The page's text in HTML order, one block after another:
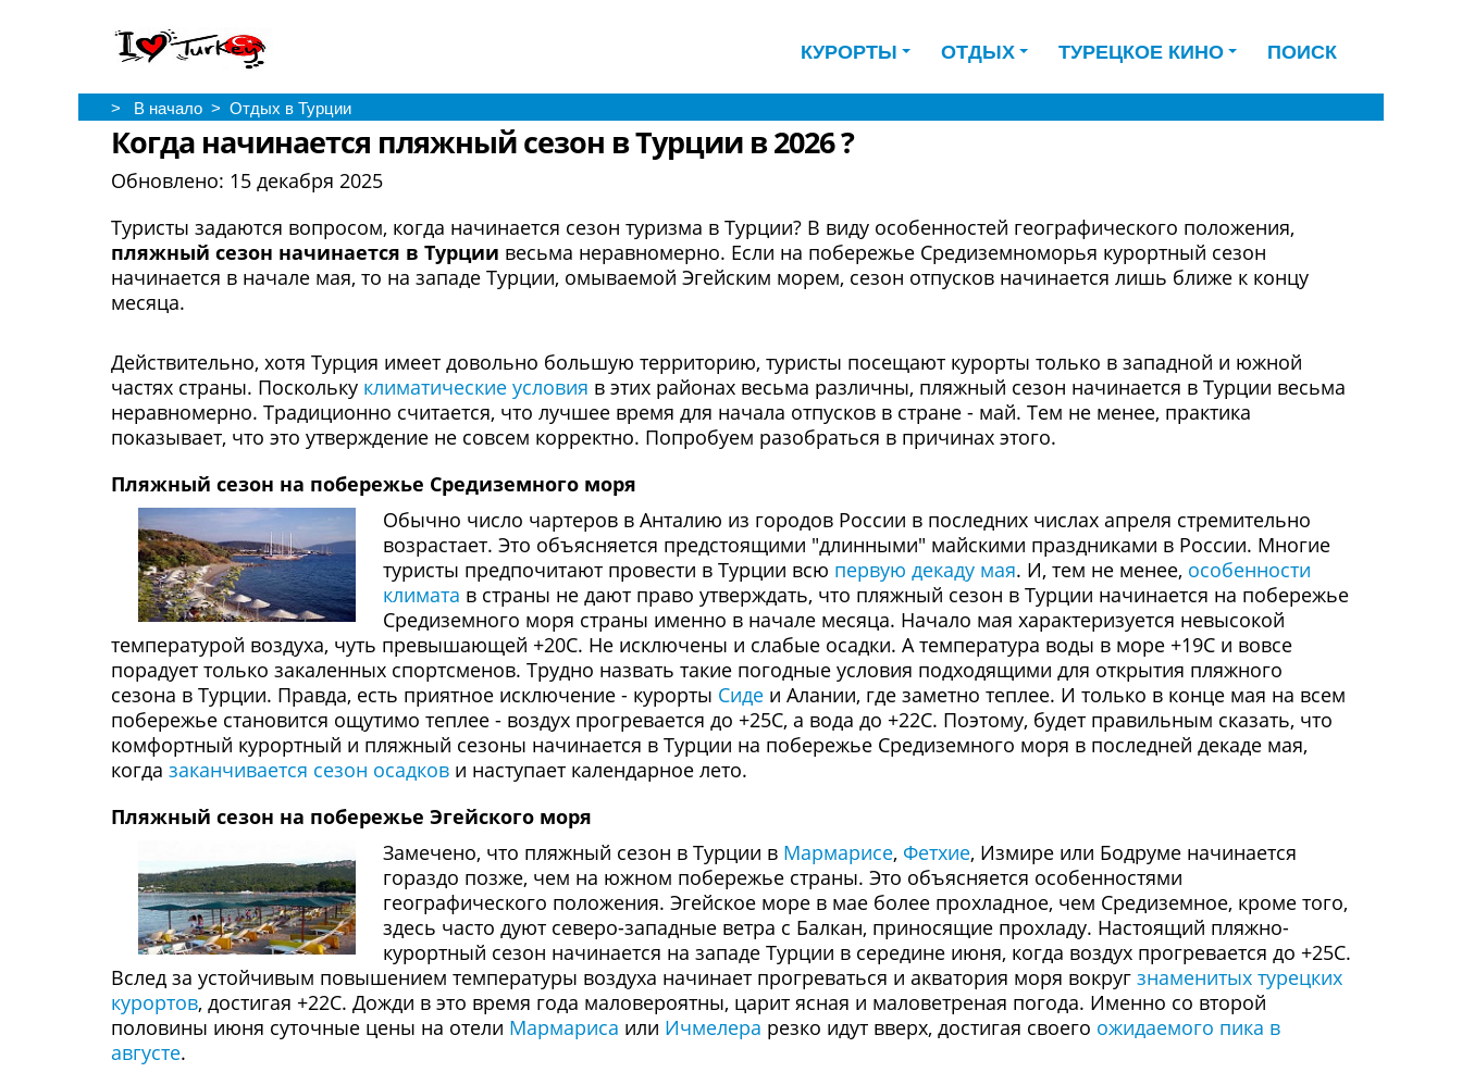
КУРОРТЫ ОТДЫХ ТУРЕЦКОЕ КИНО ПОИСК
> В начало > Отдых в Турции
Когда начинается пляжный сезон в Турции в 2026 ?
Обновлено: 15 декабря 2025
Туристы задаются вопросом, когда начинается сезон туризма в Турции? В виду особенностей географического положения,
пляжный сезон начинается в Турции весьма неравномерно. Если на побережье Средиземноморья курортный сезон
начинается в начале мая, то на западе Турции, омываемой Эгейским морем, сезон отпусков начинается лишь ближе к концу
месяца.
Действительно, хотя Турция имеет довольно большую территорию, туристы посещают курорты только в западной и южной
частях страны. Поскольку климатические условия в этих районах весьма различны, пляжный сезон начинается в Турции весьма
неравномерно. Традиционно считается, что лучшее время для начала отпусков в стране - май. Тем не менее, практика
показывает, что это утверждение не совсем корректно. Попробуем разобраться в причинах этого.
Пляжный сезон на побережье Средиземного моря
Обычно число чартеров в Анталию из городов России в последних числах апреля стремительно
возрастает. Это объясняется предстоящими "длинными" майскими праздниками в России. Многие
туристы предпочитают провести в Турции всю первую декаду мая. И, тем не менее, особенности
климата в страны не дают право утверждать, что пляжный сезон в Турции начинается на побережье
Средиземного моря страны именно в начале месяца. Начало мая характеризуется невысокой
температурой воздуха, чуть превышающей +20С. Не исключены и слабые осадки. А температура воды в море +19С и вовсе
порадует только закаленных спортсменов. Трудно назвать такие погодные условия подходящими для открытия пляжного
сезона в Турции. Правда, есть приятное исключение - курорты Сиде и Алании, где заметно теплее. И только в конце мая на всем
побережье становится ощутимо теплее - воздух прогревается до +25С, а вода до +22С. Поэтому, будет правильным сказать, что
комфортный курортный и пляжный сезоны начинается в Турции на побережье Средиземного моря в последней декаде мая,
когда заканчивается сезон осадков и наступает календарное лето.
Пляжный сезон на побережье Эгейского моря
Замечено, что пляжный сезон в Турции в Мармарисе, Фетхие, Измире или Бодруме начинается
гораздо позже, чем на южном побережье страны. Это объясняется особенностями
географического положения. Эгейское море в мае более прохладное, чем Средиземное, кроме того,
здесь часто дуют северо-западные ветра с Балкан, приносящие прохладу. Настоящий пляжно-
курортный сезон начинается на западе Турции в середине июня, когда воздух прогревается до +25С.
Вслед за устойчивым повышением температуры воздуха начинает прогреваться и акватория моря вокруг знаменитых турецких
курортов, достигая +22С. Дожди в это время года маловероятны, царит ясная и маловетреная погода. Именно со второй
половины июня суточные цены на отели Мармариса или Ичмелера резко идут вверх, достигая своего ожидаемого пика в
августе.